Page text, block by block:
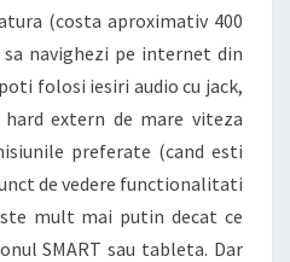
(costa aproximativ 400
navighezi pe internet din
folosi iesiri audio cu jack,
extern de mare viteza
preferate (cand esti
de vedere functionalitati
mult mai putin decat ce
SMART sau tableta. Dar